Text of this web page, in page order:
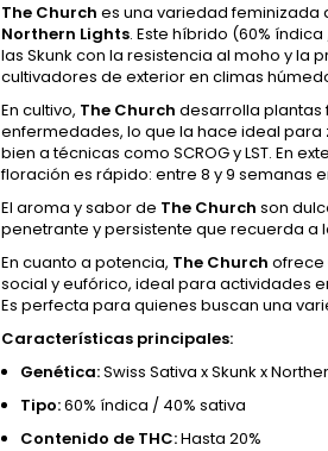
The Church es una variedad feminizada
Northern Lights. Este híbrido (60%
las Skunk con la resistencia al moho y
cultivadores de exterior en climas
En cultivo, The Church desarrolla plantas
enfermedades, lo que la hace ideal para
bien a técnicas como SCROG y LST. En
floración es rápido: entre 8 y 9 semanas
El aroma y sabor de The Church son
penetrante y persistente que recuerda a
En cuanto a potencia, The Church ofrece
social y eufórico, ideal para actividades
Es perfecta para quienes buscan una
Características principales:
Genética:Swiss Sativa x Skunk x
Tipo:60% índica / 40% sativa
Contenido de THC:Hasta 20%